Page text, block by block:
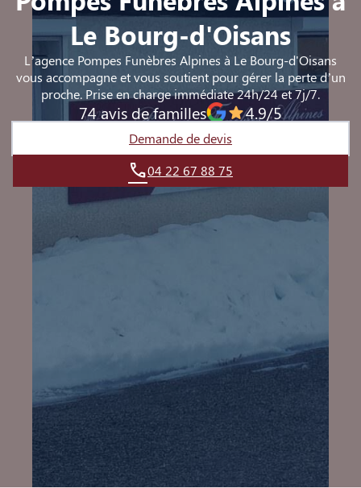
Le Bourg-d'Oisans
L’agence Pompes Funèbres Alpines à Le Bourg-d'Oisans
vous accompagne et vous soutient pour gérer la perte d’un
proche. Prise en charge immédiate 24h/24 et 7j/7.
74 avis de familles 4.9/5
Demande de devis
04 22 67 88 75